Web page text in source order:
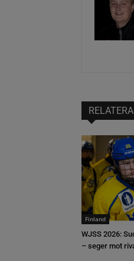
Finland
WJSS 2026:
– seger mot